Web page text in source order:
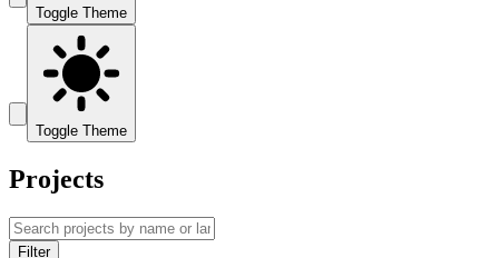
Toggle Theme
Toggle Theme
Projects
Filter